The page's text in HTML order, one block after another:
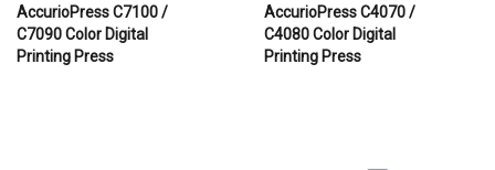
AccurioPress C7100 /
C7090 Color Digital
Printing Press
AccurioPress C4070 /
C4080 Color Digital
Printing Press